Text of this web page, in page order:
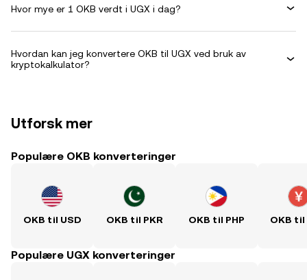
Hvor mye er 1 OKB verdt i UGX i dag?
Hvordan kan jeg konvertere OKB til UGX ved bruk av
kryptokalkulator?
Utforsk mer
Populære OKB konverteringer
OKB til USD OKB til PKR OKB til PHP OKB til
Populære UGX konverteringer